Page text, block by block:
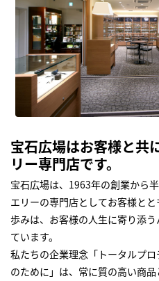
宝石広場はお客様と共
リー専門店です。
宝石広場は、1963年の創業から
エリーの専門店としてお客様と
歩みは、お客様の人生に寄り添
ています。
私たちの企業理念「トータルプ
のために」は、常に質の高い商